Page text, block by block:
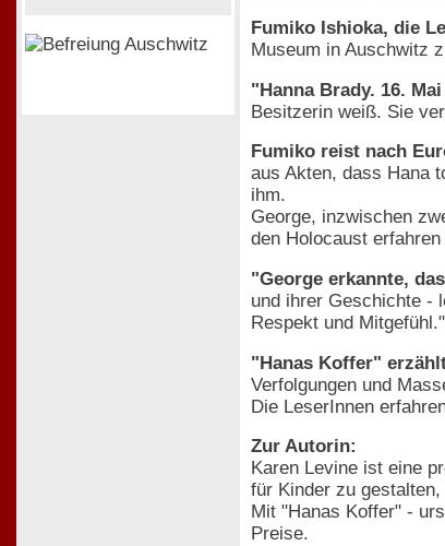
Fumiko Ishioka, die
Museum in Auschwitz
"Hanna Brady. 16.
Besitzerin weiß. Sie
Fumiko reist nach
aus Akten, dass Hana
ihm.
George, inzwischen
den Holocaust erfahren
"George erkannte,
und ihrer Geschichte -
Respekt und Mitgefühl."
"Hanas Koffer"
Verfolgungen und
Die LeserInnen
Zur Autorin:
Karen Levine ist eine
für Kinder zu
Mit "Hanas Koffer" -
Preise.